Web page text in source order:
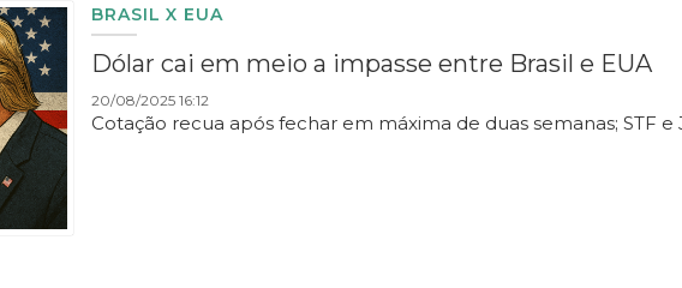
BRASIL X EUA
Dólar cai em meio a impasse entre Brasil e EUA
20/08/2025 16:12
Cotação recua após fechar em máxima de duas semanas; STF